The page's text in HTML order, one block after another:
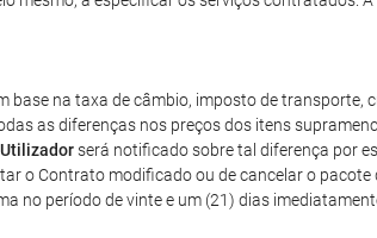
base na taxa de câmbio, imposto de
as diferenças nos preços dos itens
Utilizadorserá notificado sobre tal diferença por
o Contrato modificado ou de cancelar o
no período de vinte e um (21) dias